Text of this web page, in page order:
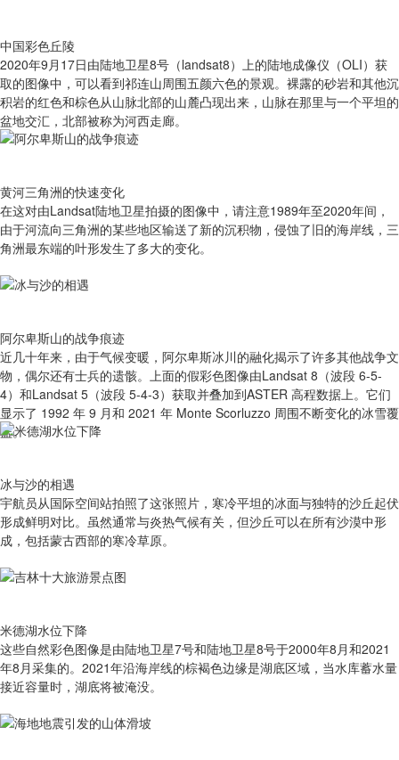
中国彩色丘陵
2020年9月17日由陆地卫星8号（landsat8）上的陆地成像仪（OLI）获
取的图像中，可以看到祁连山周围五颜六色的景观。裸露的砂岩和其他沉
积岩的红色和棕色从山脉北部的山麓凸现出来，山脉在那里与一个平坦的
盆地交汇，北部被称为河西走廊。
黄河三角洲的快速变化
在这对由Landsat陆地卫星拍摄的图像中，请注意1989年至2020年间，
由于河流向三角洲的某些地区输送了新的沉积物，侵蚀了旧的海岸线，三
角洲最东端的叶形发生了多大的变化。
阿尔卑斯山的战争痕迹
近几十年来，由于气候变暖，阿尔卑斯冰川的融化揭示了许多其他战争文
物，偶尔还有士兵的遗骸。上面的假彩色图像由Landsat 8（波段 6-5-
4）和Landsat 5（波段 5-4-3）获取并叠加到ASTER 高程数据上。它们
显示了 1992 年 9 月和 2021 年 Monte Scorluzzo 周围不断变化的冰雪覆
盖。
冰与沙的相遇
宇航员从国际空间站拍照了这张照片，寒冷平坦的冰面与独特的沙丘起伏
形成鲜明对比。虽然通常与炎热气候有关，但沙丘可以在所有沙漠中形
成，包括蒙古西部的寒冷草原。
米德湖水位下降
这些自然彩色图像是由陆地卫星7号和陆地卫星8号于2000年8月和2021
年8月采集的。2021年沿海岸线的棕褐色边缘是湖底区域，当水库蓄水量
接近容量时，湖底将被淹没。